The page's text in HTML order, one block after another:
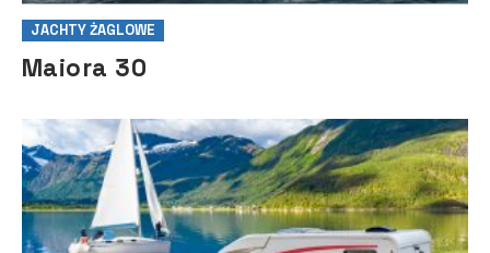
JACHTY ŻAGLOWE
Maiora 30